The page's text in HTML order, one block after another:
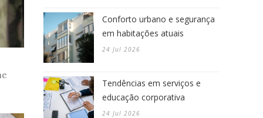
Conforto urbano e segurança
em habitações atuais
24 Jul 2026
Tendências em serviços e
educação corporativa
24 Jul 2026